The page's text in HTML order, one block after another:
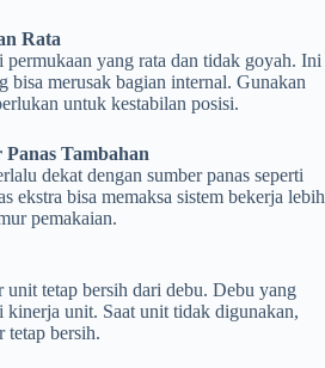
Rata
yang rata dan tidak goyah. Ini
bisa merusak bagian internal. Gunakan
untuk kestabilan posisi.
Tambahan
dekat dengan sumber panas seperti
ekstra bisa memaksa sistem bekerja lebih
pemakaian.
unit tetap bersih dari debu. Debu yang
kinerja unit. Saat unit tidak digunakan,
tetap bersih.